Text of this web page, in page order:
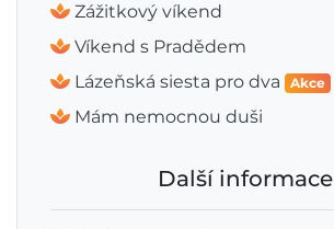
Zážitkový víkend
Víkend s Pradědem
Lázeňská siesta pro dva
Akce
Mám nemocnou duši
Další informace